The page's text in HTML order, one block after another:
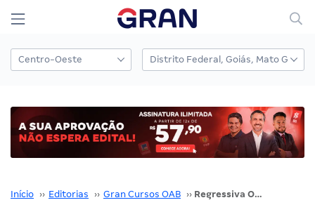
Início ›› Editorias ›› Gran Cursos OAB ›› Regressiva OAB 100 dias (Dica 71) – Direito Civil : Professora Anelise Muniz